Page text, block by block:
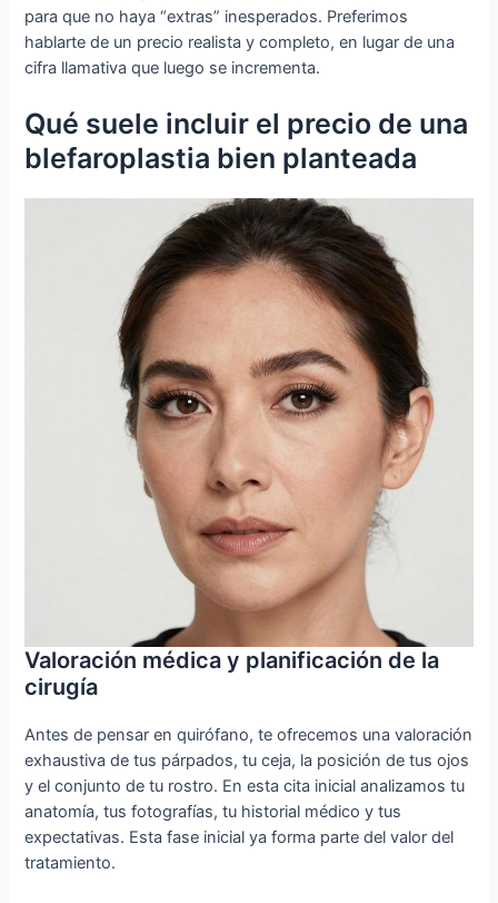
para que no haya “extras” inesperados. Preferimos
hablarte de un precio realista y completo, en lugar de una
cifra llamativa que luego se incrementa.
Qué suele incluir el precio de una
blefaroplastia bien planteada
Valoración médica y planificación de la
cirugía
Antes de pensar en quirófano, te ofrecemos una valoración
exhaustiva de tus párpados, tu ceja, la posición de tus ojos
y el conjunto de tu rostro. En esta cita inicial analizamos tu
anatomía, tus fotografías, tu historial médico y tus
expectativas. Esta fase inicial ya forma parte del valor del
tratamiento.